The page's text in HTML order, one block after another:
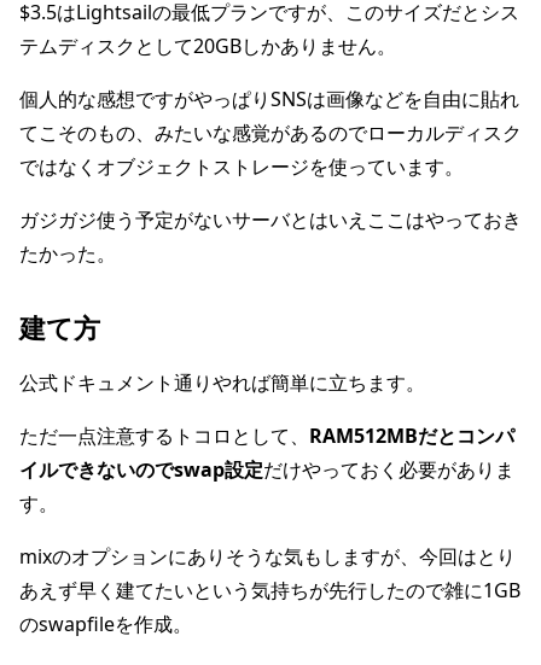
$3.5はLightsailの最低プランですが、このサイズだとシス
テムディスクとして20GBしかありません。
個人的な感想ですがやっぱりSNSは画像などを自由に貼れ
てこそのもの、みたいな感覚があるのでローカルディスク
ではなくオブジェクトストレージを使っています。
ガジガジ使う予定がないサーバとはいえここはやっておき
たかった。
建て方
公式ドキュメント通りやれば簡単に立ちます。
ただ一点注意するトコロとして、 RAM512MBだとコンパ
イルできないのでswap設定だけやっておく必要がありま
す。
mixのオプションにありそうな気もしますが、今回はとり
あえず早く建てたいという気持ちが先行したので雑に1GB
のswapfileを作成。